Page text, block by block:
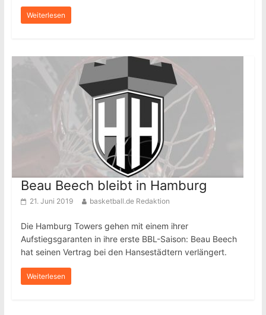
Weiterlesen
Beau Beech bleibt in Hamburg
21. Juni 2019 basketball.de Redaktion
Die Hamburg Towers gehen mit einem ihrer
Aufstiegsgaranten in ihre erste BBL-Saison: Beau Beech
hat seinen Vertrag bei den Hansestädtern verlängert.
Weiterlesen